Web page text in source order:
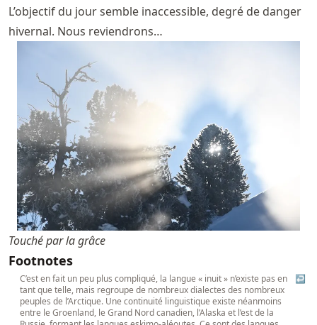
L’objectif du jour semble inaccessible, degré de danger
hivernal. Nous reviendrons…
Touché par la grâce
Footnotes
C’est en fait un peu plus compliqué, la langue « inuit » n’existe pas en
tant que telle, mais regroupe de nombreux dialectes des nombreux
peuples de l’Arctique. Une continuité linguistique existe néanmoins
entre le Groenland, le Grand Nord canadien, l’Alaska et l’est de la
↩